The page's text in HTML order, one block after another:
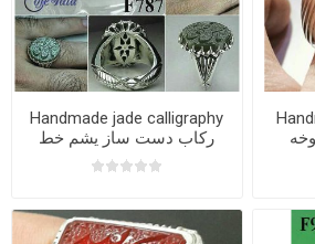
Handmade jade calligraphy
رکاب دست ساز یشم خط